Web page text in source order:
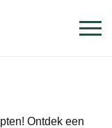
Ontdek een